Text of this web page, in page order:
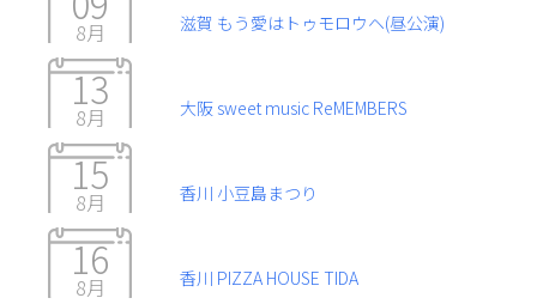
8月 滋賀 もう愛はトゥモロウヘ(昼公演)
13
8月 大阪 sweet music ReMEMBERS
15
8月 香川 小豆島まつり
16
8月 香川 PIZZA HOUSE TIDA